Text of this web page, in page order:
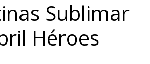
Sublimar
Héroes